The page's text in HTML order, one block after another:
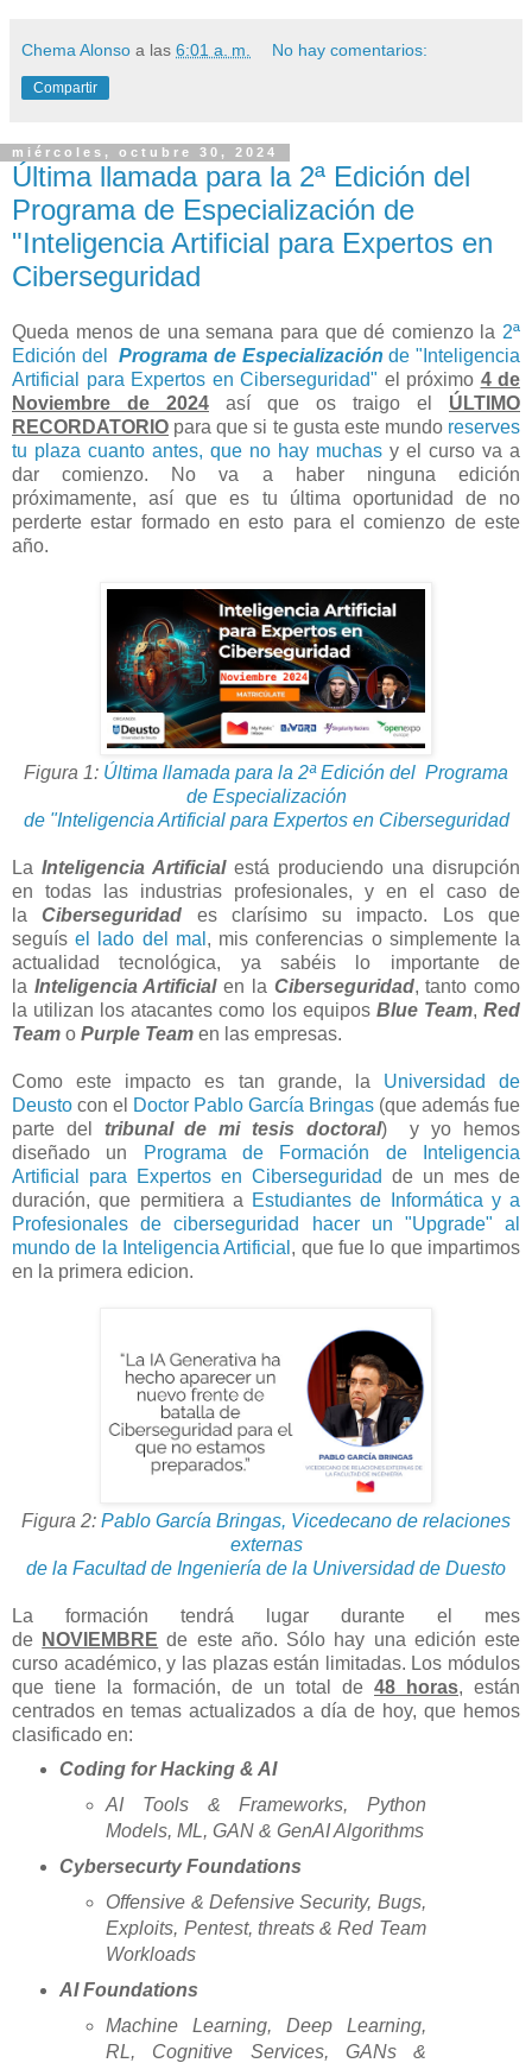
Chema Alonso a las 6:01 a. m. No hay comentarios:
Compartir
miércoles, octubre 30, 2024
Última llamada para la 2ª Edición del
Programa de Especialización de
"Inteligencia Artificial para Expertos en
Ciberseguridad
Queda menos de una semana para que dé comienzo la 2ª
Edición delPrograma de Especialización de "Inteligencia
Artificial para Expertos en Ciberseguridad" el próximo 4 de
Noviembre de 2024 así que os traigo el ÚLTIMO
RECORDATORIO para que si te gusta este mundo reserves
tu plaza cuanto antes, que no hay muchas y el curso va a
dar comienzo. No va a haber ninguna edición
próximamente, así que es tu última oportunidad de no
perderte estar formado en esto para el comienzo de este
año.
Figura 1: Última llamada para la 2ª Edición del Programa
de Especialización
de "Inteligencia Artificial para Expertos en Ciberseguridad
La Inteligencia Artificialestá produciendo una disrupción
en todas las industrias profesionales, y en el caso de
laCiberseguridad es clarísimo su impacto. Los que
seguísel lado del mal , mis conferencias o simplemente la
actualidad tecnológica, ya sabéis lo importante de
la Inteligencia Artificialen la Ciberseguridad, tanto como
la utilizan los atacantes como los equipos Blue Team,Red
Team o Purple Team en las empresas.
Como este impacto es tan grande, la Universidad de
Deusto con el Doctor Pablo García Bringas (que además fue
parte del tribunal de mi tesis doctoral) y yo hemos
diseñado un
Programa de Formación de Inteligencia
Artificial para Expertos en Ciberseguridad de un mes de
duración, que permitiera a Estudiantes de Informática y a
Profesionales de ciberseguridad hacer un "Upgrade" al
mundo de la Inteligencia Artificial , que fue lo que impartimos
en la primera edicion.
Figura 2: Pablo García Bringas, Vicedecano de relaciones
externas
de la Facultad de Ingeniería de la Universidad de Duesto
La formación tendrá lugar durante el mes
de NOVIEMBRE de este año. Sólo hay una edición este
curso académico, y las plazas están limitadas. Los módulos
que tiene la formación, de un total de 48 horas, están
centrados en temas actualizados a día de hoy, que hemos
clasificado en:
Coding for Hacking & AI
AI Tools & Frameworks, Python
Models, ML, GAN & GenAI Algorithms
Cybersecurty Foundations
Offensive & Defensive Security, Bugs,
Exploits, Pentest, threats & Red Team
Workloads
AI Foundations
Machine Learning, Deep Learning,
RL, Cognitive Services, GANs &